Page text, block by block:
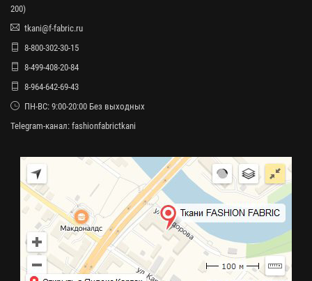
200)
tkani@f-fabric.ru
8-800-302-30-15
8-499-408-20-84
8-964-642-69-43
ПН-ВС: 9:00-20:00 Без выходных
Telegram-канал: fashionfabrictkani